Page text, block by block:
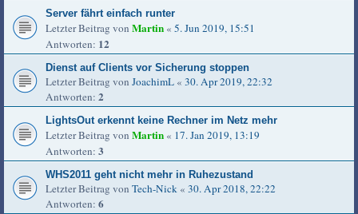
Server fährt einfach runter
Letzter Beitrag von Martin « 5. Jun 2019, 15:51
Antworten: 12
Dienst auf Clients vor Sicherung stoppen
Letzter Beitrag von JoachimL « 30. Apr 2019, 22:32
Antworten: 2
LightsOut erkennt keine Rechner im Netz mehr
Letzter Beitrag von Martin « 17. Jan 2019, 13:19
Antworten: 3
WHS2011 geht nicht mehr in Ruhezustand
Letzter Beitrag von Tech-Nick « 30. Apr 2018, 22:22
Antworten: 6